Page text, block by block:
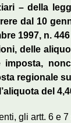
– della
dal 10
1997, n.
delle
imposta,
regionale
del
gli artt. 6 e